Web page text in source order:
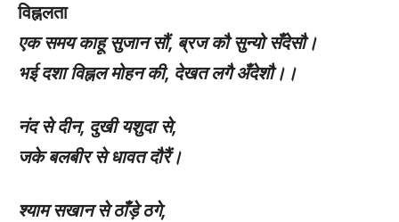
विह्नलता
एक समय काहू सुजान सौं, ब्रज कौ सुन्यो सँदेसौ।
भई दशा विह्नल मोहन की, देखत लगै अँदेशौ।।
नंद से दीन, दुखी यशुदा से,
जके बलबीर से धावत दौरैं।
श्याम सखान से ठाँड़े ठगे,